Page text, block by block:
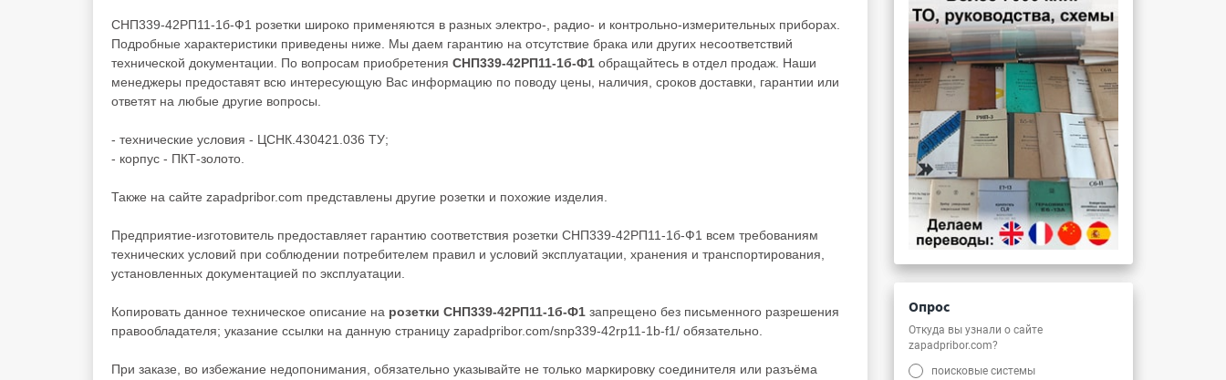
СНП339-42РП11-1б-Ф1 розетки широко применяются в разных электро-, радио- и контрольно-измерительных приборах.
Подробные характеристики приведены ниже. Мы даем гарантию на отсутствие брака или других несоответствий
технической документации. По вопросам приобретения СНП339-42РП11-1б-Ф1 обращайтесь в отдел продаж. Наши
менеджеры предоставят всю интересующую Вас информацию по поводу цены, наличия, сроков доставки, гарантии или
ответят на любые другие вопросы.
- технические условия - ЦСНК.430421.036 ТУ;
- корпус - ПКТ-золото.
Также на сайте zapadpribor.com представлены другие розетки и похожие изделия.
Предприятие-изготовитель предоставляет гарантию соответствия розетки СНП339-42РП11-1б-Ф1 всем требованиям
технических условий при соблюдении потребителем правил и условий эксплуатации, хранения и транспортирования,
установленных документацией по эксплуатации.
Копировать данное техническое описание на розетки СНП339-42РП11-1б-Ф1 запрещено без письменного разрешения
правообладателя; указание ссылки на данную страницу zapadpribor.com/snp339-42rp11-1b-f1/ обязательно.
При заказе, во избежание недопонимания, обязательно указывайте не только маркировку соединителя или разъёма
Опрос
Откуда вы узнали о сайте
zapadpribor.com?
поисковые системы